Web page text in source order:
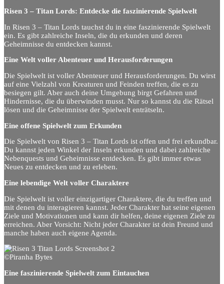
Risen 3 – Titan Lords: Entdecke die faszinierende Spielwelt
In Risen 3 – Titan Lords tauchst du in eine faszinierende Spielwelt
ein. Es gibt zahlreiche Inseln, die du erkunden und deren
Geheimnisse du entdecken kannst.
Eine Welt voller Abenteuer und Herausforderungen
Die Spielwelt ist voller Abenteuer und Herausforderungen. Du wirst
auf eine Vielzahl von Kreaturen und Feinden treffen, die es zu
besiegen gilt. Aber auch deine Umgebung birgt Gefahren und
Hindernisse, die du überwinden musst. Nur so kannst du die Rätsel
lösen und die Geheimnisse der Spielwelt enträtseln.
Eine offene Spielwelt zum Erkunden
Die Spielwelt von Risen 3 – Titan Lords ist offen und frei erkundbar.
Du kannst jeden Winkel der Inseln erkunden und dabei zahlreiche
Nebenquests und Geheimnisse entdecken. Es gibt immer etwas
Neues zu entdecken und zu erleben.
Eine lebendige Welt voller Charaktere
Die Spielwelt ist voller einzigartiger Charaktere, die du treffen und
mit denen du interagieren kannst. Jeder Charakter hat seine eigenen
Ziele und Motivationen und kann dir helfen, deine eigenen Ziele zu
erreichen. Aber Vorsicht: Nicht jeder Charakter ist dein Freund und
manche haben auch eigene Agenda.
©Piranha Bytes
Eine faszinierende Spielwelt zum Eintauchen